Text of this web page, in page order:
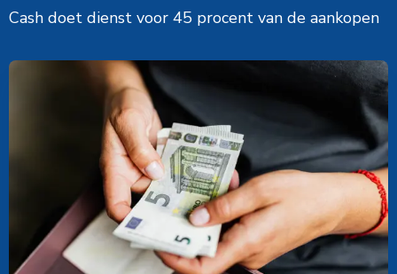
Cash doet dienst voor 45 procent van de aankopen